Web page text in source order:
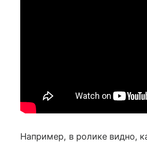
Например, в ролике видно,